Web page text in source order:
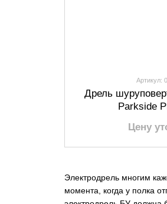
Электродрель многим
момента, когда у полка
Артикул:
Дрель
Parkside
Цену